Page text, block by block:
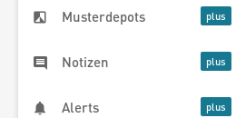
Musterdepots
Notizen
Alerts